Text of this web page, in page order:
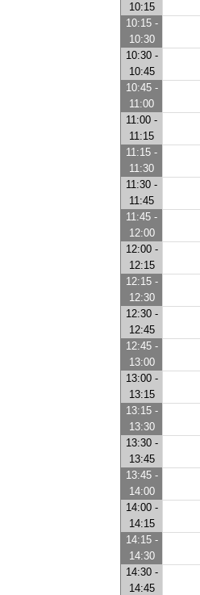
10:15
10:15 -
10:30
10:30 -
10:45
10:45 -
11:00
11:00 -
11:15
11:15 -
11:30
11:30 -
11:45
11:45 -
12:00
12:00 -
12:15
12:15 -
12:30
12:30 -
12:45
12:45 -
13:00
13:00 -
13:15
13:15 -
13:30
13:30 -
13:45
13:45 -
14:00
14:00 -
14:15
14:15 -
14:30
14:30 -
14:45